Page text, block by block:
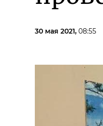
30 мая 2021, 08:55